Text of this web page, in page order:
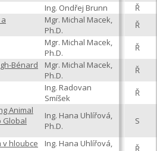
Ing. Ondřej Brunn Ř
Mgr. Michal Macek,
Ph.D.
Ř
Mgr. Michal Macek,
Ph.D.
Ř
Bénard
Mgr. Michal Macek,
Ph.D.
Ř
Ing. Radovan
Smíšek
Ř
Animal
Global
Ing. Hana Uhlířová,
Ph.D.
S
hloubce
Ing. Hana Uhlířová,
Ř